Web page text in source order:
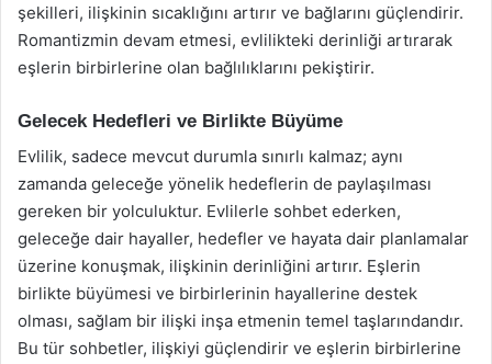
şekilleri, ilişkinin sıcaklığını artırır ve bağlarını güçlendirir.
Romantizmin devam etmesi, evlilikteki derinliği artırarak
eşlerin birbirlerine olan bağlılıklarını pekiştirir.
Gelecek Hedefleri ve Birlikte Büyüme
Evlilik, sadece mevcut durumla sınırlı kalmaz; aynı
zamanda geleceğe yönelik hedeflerin de paylaşılması
gereken bir yolculuktur. Evlilerle sohbet ederken,
geleceğe dair hayaller, hedefler ve hayata dair planlamalar
üzerine konuşmak, ilişkinin derinliğini artırır. Eşlerin
birlikte büyümesi ve birbirlerinin hayallerine destek
olması, sağlam bir ilişki inşa etmenin temel taşlarındandır.
Bu tür sohbetler, ilişkiyi güçlendirir ve eşlerin birbirlerine